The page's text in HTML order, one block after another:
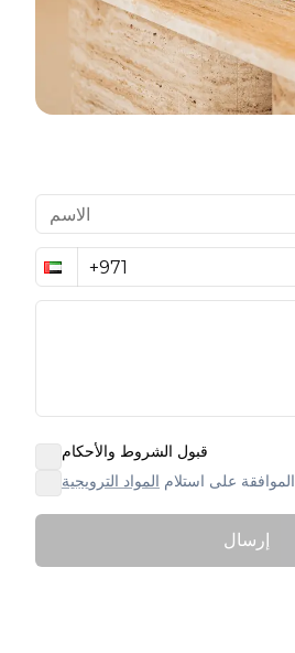
قبول الشروط والأحكام
الموافقة على استلام المواد الترويجية
إرسال